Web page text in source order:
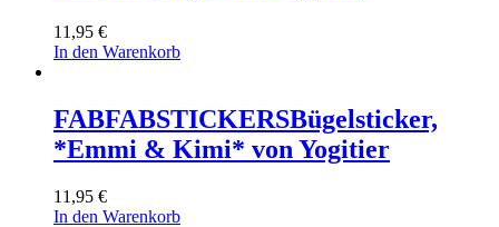
11,95 €
In den Warenkorb
FABFABSTICKERSBügelsticker,
*Emmi & Kimi* von Yogitier
11,95 €
In den Warenkorb